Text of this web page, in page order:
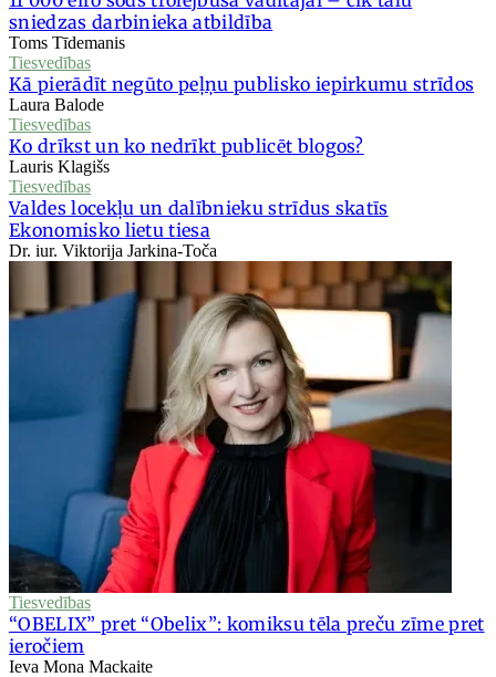
sniedzas darbinieka atbildība
Toms Tīdemanis
Tiesvedības
Kā pierādīt negūto peļņu publisko iepirkumu strīdos
Laura Balode
Tiesvedības
Ko drīkst un ko nedrīkt publicēt blogos?
Lauris Klagišs
Tiesvedības
Valdes locekļu un dalībnieku strīdus skatīs
Ekonomisko lietu tiesa
Dr. iur. Viktorija Jarkina-Toča
Tiesvedības
“OBELIX” pret “Obelix”: komiksu tēla preču zīme pret
ieročiem
Ieva Mona Mackaite